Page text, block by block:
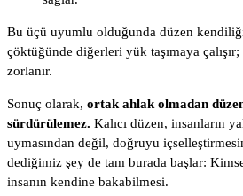
Bu üçü uyumlu olduğunda düzen
çöktüğünde diğerleri yük taşımaya
zorlanır.
Sonuç olarak, ortak ahlak olmadan
sürdürülemez. Kalıcı düzen, insanların
uymasından değil, doğruyu
dediğimiz şey de tam burada başlar:
insanın kendine bakabilmesi.